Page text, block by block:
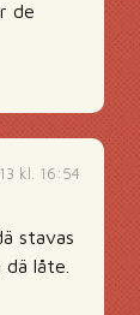
de
kl. 16:54
stavas
låte.